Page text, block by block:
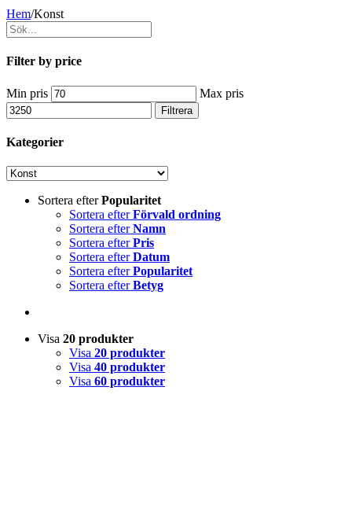
Hem/Konst
Filter by price
Min pris Max pris
Filtrera
Kategorier
Sortera efterPopularitet
Sortera efterFörvald ordning
Sortera efterNamn
Sortera efterPris
Sortera efterDatum
Sortera efterPopularitet
Sortera efterBetyg
Visa 20 produkter
Visa 20 produkter
Visa 40 produkter
Visa 60 produkter